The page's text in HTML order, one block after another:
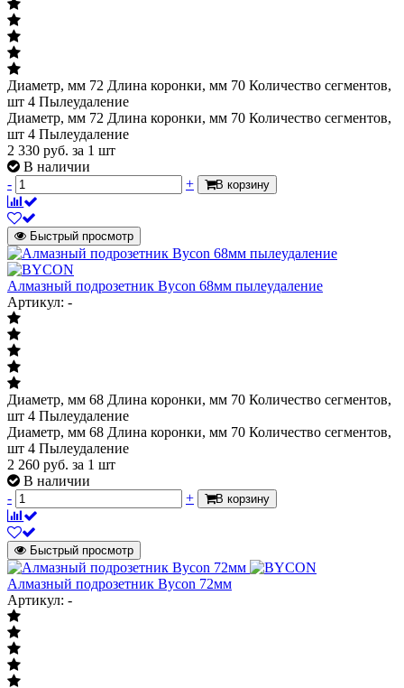
Диаметр, мм 72 Длина коронки, мм 70 Количество сегментов,
шт 4 Пылеудаление
Диаметр, мм 72 Длина коронки, мм 70 Количество сегментов,
шт 4 Пылеудаление
2 330 руб. за 1 шт
В наличии
-
+ В корзину
Быстрый просмотр
Алмазный подрозетник Bycon 68мм пылеудаление
Артикул: -
Диаметр, мм 68 Длина коронки, мм 70 Количество сегментов,
шт 4 Пылеудаление
Диаметр, мм 68 Длина коронки, мм 70 Количество сегментов,
шт 4 Пылеудаление
2 260 руб. за 1 шт
В наличии
-
+ В корзину
Быстрый просмотр
Алмазный подрозетник Bycon 72мм
Артикул: -